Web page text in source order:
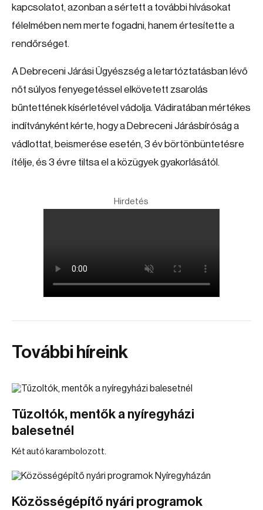
kapcsolatot, azonban a sértett a további hívásokat
félelmében nem merte fogadni, hanem értesítette a
rendőrséget.
A Debreceni Járási Ügyészség a letartóztatásban lévő
nőt súlyos fenyegetéssel elkövetett zsarolás
bűntettének kísérletével vádolja. Vádiratában mértékes
indítványként kérte, hogy a Debreceni Járásbíróság a
vádlottat, beismerése esetén, 3 év börtönbüntetésre
ítélje, és 3 évre tiltsa el a közügyek gyakorlásától.
Hirdetés
További híreink
Tűzoltók, mentők a nyíregyházi
balesetnél
Két autó karambolozott.
Közösségépítő nyári programok